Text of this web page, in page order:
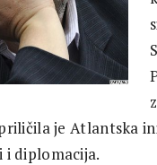
je Atlantska
i diplomacija.